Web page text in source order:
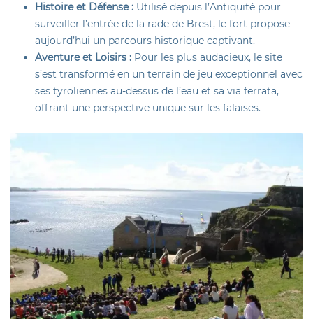
Histoire et Défense : Utilisé depuis l’Antiquité pour
surveiller l’entrée de la rade de Brest, le fort propose
aujourd’hui un parcours historique captivant.
Aventure et Loisirs : Pour les plus audacieux, le site
s’est transformé en un terrain de jeu exceptionnel avec
ses tyroliennes au-dessus de l’eau et sa via ferrata,
offrant une perspective unique sur les falaises.